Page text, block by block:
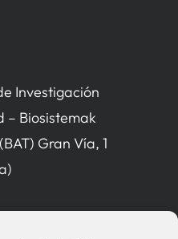
Investigación
– Biosistemak
Gran Vía, 1